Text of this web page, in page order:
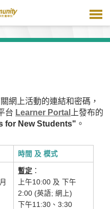
網上活動的連結和密碼，
台 Learner Portal
上發布的
for New Students" 。
時間 及 模式
暫定 ：
上午10:00 及 下午
2:00 (英語; 網上)
下午11:30、3:30